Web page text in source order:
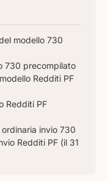
modello 730
730 precompilato
Redditi PF
Redditi PF
invio 730
Redditi PF (il 31